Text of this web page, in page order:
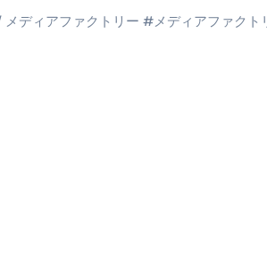
トランを体験してみた結果…
ア
間】さよなら！イタリア！
do in Lake Como!
遅れ事件について
メディアファクトリー #メディアファクト